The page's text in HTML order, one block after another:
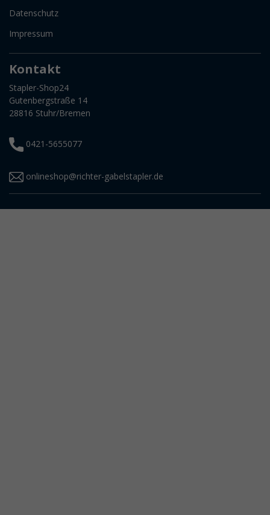
Datenschutz
Impressum
Kontakt
Stapler-Shop24
Gutenbergstraße 14
28816 Stuhr/Bremen
0421-5655077
onlineshop@richter-gabelstapler.de